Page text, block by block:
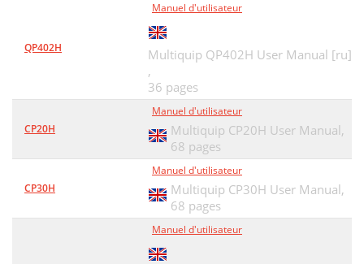
QP402H
Manuel d'utilisateur
Multiquip QP402H User Manual [ru]
,
36 pages
CP20H
Manuel d'utilisateur
Multiquip CP20H User Manual,
68 pages
CP30H
Manuel d'utilisateur
Multiquip CP30H User Manual,
68 pages
Manuel d'utilisateur